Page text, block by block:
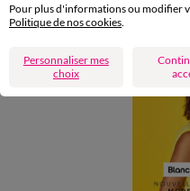
Blancheporte
Pour plus d'informations ou modifier
Politique de nos cookies
Personnaliser mes
choix